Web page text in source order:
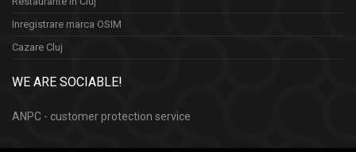
Inregistrare marca OSIM
Cazare Cluj
WE ARE SOCIABLE!
ANPC - customer protection service